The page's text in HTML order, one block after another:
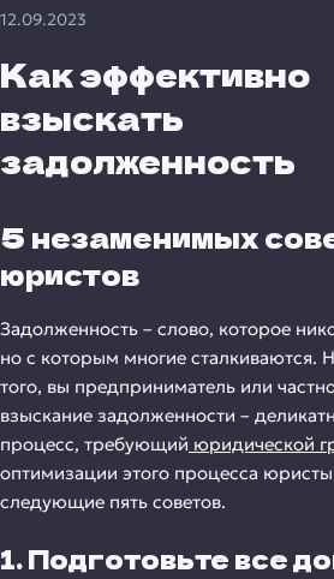
12.09.2023
Как эффективно
взыскать
задолженность
5 незаменимых
юристов
Задолженность – слово, которое
но с которым многие сталкиваются.
того, вы предприниматель или
взыскание задолженности –
процесс, требующий юридической
оптимизации этого процесса
следующие пять советов.
1. Подготовьте все